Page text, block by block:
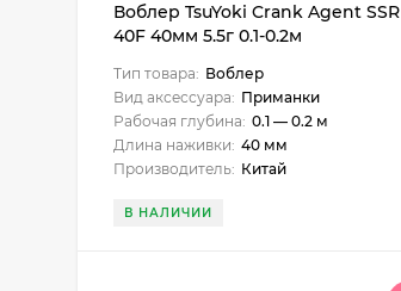
Воблер TsuYoki Crank Agent SSR
40F 40мм 5.5г 0.1-0.2м
Тип товара: Воблер
Вид аксессуара: Приманки
Рабочая глубина: 0.1 — 0.2 м
Длина наживки: 40 мм
Производитель: Китай
В НАЛИЧИИ